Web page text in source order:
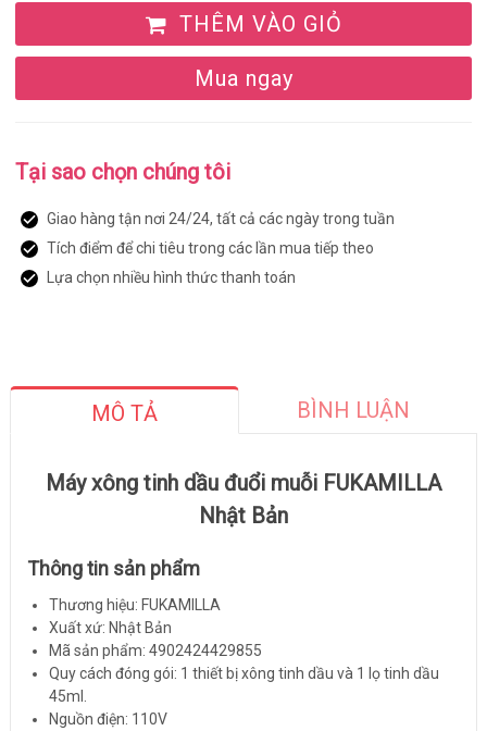
THÊM VÀO GIỎ
Mua ngay
Tại sao chọn chúng tôi
Giao hàng tận nơi 24/24, tất cả các ngày trong tuần
Tích điểm để chi tiêu trong các lần mua tiếp theo
Lựa chọn nhiều hình thức thanh toán
MÔ TẢ BÌNH LUẬN
Máy xông tinh dầu đuổi muỗi FUKAMILLA
Nhật Bản
Thông tin sản phẩm
Thương hiệu: FUKAMILLA
Xuất xứ: Nhật Bản
Mã sản phẩm: 4902424429855
Quy cách đóng gói: 1 thiết bị xông tinh dầu và 1 lọ tinh dầu
45ml.
Nguồn điện: 110V